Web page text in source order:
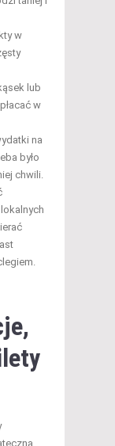
w
lub
w
na
było
chwili.